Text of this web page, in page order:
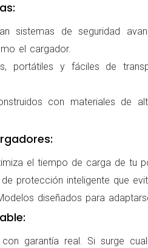
sistemas de seguridad
el cargador.
portátiles y fáciles de
con materiales de
el tiempo de carga de tu
protección inteligente que
diseñados para
garantía real. Si surge